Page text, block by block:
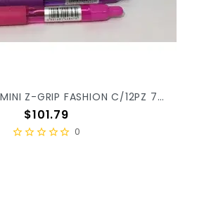
***BOL. ZEBRA MINI Z-GRIP FASHION C/12PZ 7907-06 ***
Precio
$101.79
0